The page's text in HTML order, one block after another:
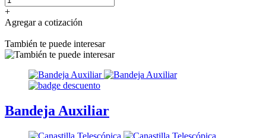
+
Agregar a cotización
También te puede interesar
Bandeja Auxiliar